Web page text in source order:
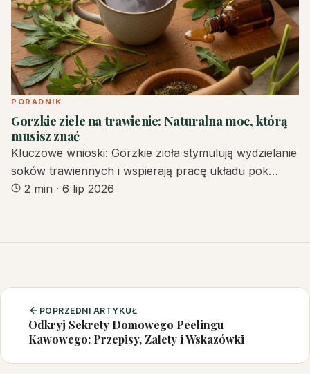
PORADNIK
Gorzkie ziele na trawienie: Naturalna moc, którą
musisz znać
Kluczowe wnioski: Gorzkie zioła stymulują wydzielanie
soków trawiennych i wspierają pracę układu pok…
2 min · 6 lip 2026
POPRZEDNI ARTYKUŁ
Odkryj Sekrety Domowego Peelingu
Kawowego: Przepisy, Zalety i Wskazówki